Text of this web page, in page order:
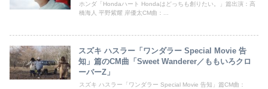
ホンダ「Hondaハート Hondaはどっちも創りたい。」篇出演：高
橋海人 平野紫耀 岸優太CM曲：...
スズキ ハスラー「ワンダラー Special Movie 告
知」篇のCM曲「Sweet Wanderer／ももいろクロ
ーバーZ」
スズキ ハスラー「ワンダラー Special Movie 告知」篇CM曲：